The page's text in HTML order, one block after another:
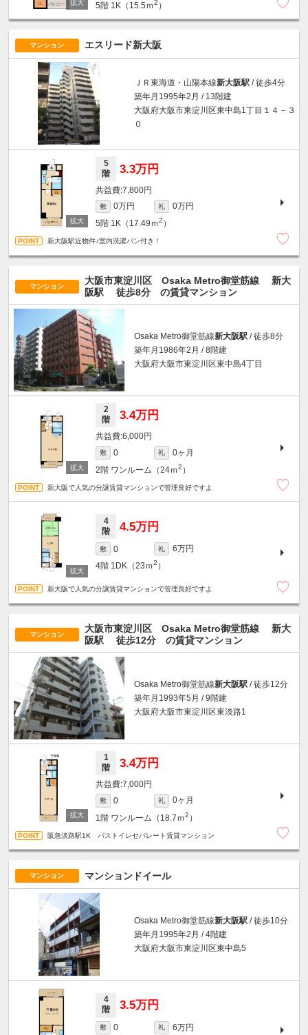
5階 1K（15.5ｍ2 ）
マンション エスリード新大阪
ＪＲ東海道・山陽本線新大阪駅 / 徒歩4分
築年月1995年2月 / 13階建
大阪府大阪市東淀川区東中島1丁目１４－３
０
5
階
3.3万円
7,800円
敷 0万円 礼
0万円
5階 1K（17.49ｍ2 ）
新大阪駅近物件♪室内洗濯パン付き！
マンション
大阪市東淀川区 Osaka Metro御堂筋線
新大
阪駅
徒歩8分 の賃貸マンション
Osaka Metro御堂筋線新大阪駅 / 徒歩8分
築年月1986年2月 / 8階建
大阪府大阪市東淀川区東中島4丁目
2
階
3.4万円
6,000円
敷 0 礼
0ヶ月
2階 ワンルーム（24ｍ2 ）
新大阪で人気の分譲賃貸マンションで管理良好ですよ
4
階
4.5万円
敷 0 礼
6万円
4階 1DK（23ｍ2 ）
新大阪で人気の分譲賃貸マンションで管理良好ですよ
マンション
大阪市東淀川区 Osaka Metro御堂筋線
新大
阪駅
徒歩12分 の賃貸マンション
Osaka Metro御堂筋線新大阪駅 / 徒歩12分
築年月1993年5月 / 9階建
大阪府大阪市東淀川区東淡路1
1
階
3.4万円
7,000円
敷 0 礼
0ヶ月
1階 ワンルーム（18.7ｍ2 ）
阪急淡路駅1K バストイレセパレート賃貸マンション
マンション マンションドイール
Osaka Metro御堂筋線新大阪駅 / 徒歩10分
築年月1995年2月 / 4階建
大阪府大阪市東淀川区東中島5
4
階
3.5万円
敷 0 礼 6万円